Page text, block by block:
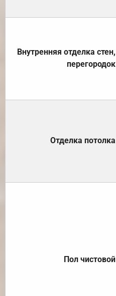
Внутренняя отделка стен,
перегородок
Отделка потолка
Пол чистовой